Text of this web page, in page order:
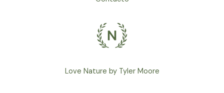
Love Nature by Tyler Moore